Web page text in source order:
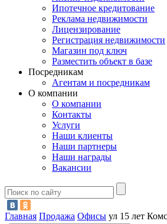
Ипотечное кредитование
Реклама недвижимости
Лицензирование
Регистрация недвижимости
Магазин под ключ
Разместить объект в базе
Посредникам
Агентам и посредникам
О компании
О компании
Контакты
Услуги
Наши клиенты
Наши партнеры
Наши награды
Вакансии
Главная Продажа Офисы ул 15 лет